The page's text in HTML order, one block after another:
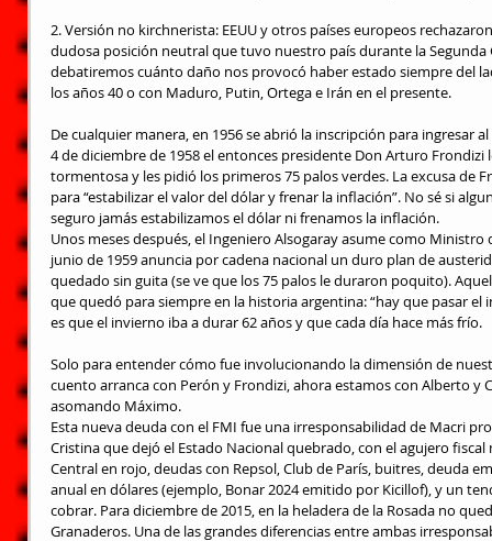
2. Versión no kirchnerista: EEUU y otros países europeos
dudosa posición neutral que tuvo nuestro país durante la
debatiremos cuánto daño nos provocó haber estado siempre del
los años 40 o con Maduro, Putin, Ortega e Irán en el presente.
De cualquier manera, en 1956 se abrió la inscripción para ingresar
4 de diciembre de 1958 el entonces presidente Don Arturo
tormentosa y les pidió los primeros 75 palos verdes. La excusa de
para “estabilizar el valor del dólar y frenar la inflación”. No sé si
seguro jamás estabilizamos el dólar ni frenamos la inflación.
Unos meses después, el Ingeniero Alsogaray asume como
junio de 1959 anuncia por cadena nacional un duro plan de
quedado sin guita (se ve que los 75 palos le duraron poquito).
que quedó para siempre en la historia argentina: “hay que pasar
es que el invierno iba a durar 62 años y que cada día hace más frío.
Solo para entender cómo fue involucionando la dimensión de
cuento arranca con Perón y Frondizi, ahora estamos con Alberto y
asomando Máximo.
Esta nueva deuda con el FMI fue una irresponsabilidad de Macri
Cristina que dejó el Estado Nacional quebrado, con el agujero
Central en rojo, deudas con Repsol, Club de París, buitres, deuda
anual en dólares (ejemplo, Bonar 2024 emitido por Kicillof), y un
cobrar. Para diciembre de 2015, en la heladera de la Rosada no
Granaderos. Una de las grandes diferencias entre ambas